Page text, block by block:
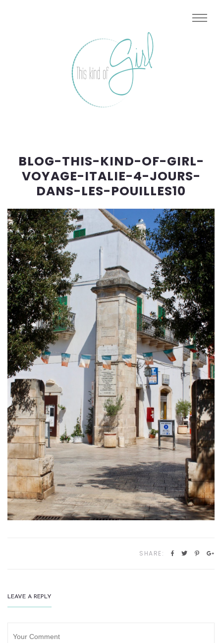
BLOG-THIS-KIND-OF-GIRL-
VOYAGE-ITALIE-4-JOURS-
DANS-LES-POUILLES10
SHARE:
LEAVE A REPLY